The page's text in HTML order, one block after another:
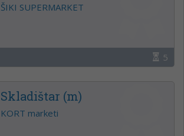
ŠIKI SUPERMARKET
5
Skladištar (m)
KORT marketi